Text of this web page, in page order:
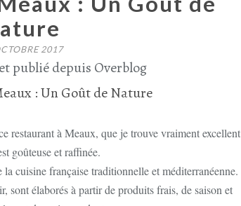
2017
publié depuis Overblog
restaurant à Meaux, que je trouve vraiment excellent
goûteuse et raffinée.
cuisine française traditionnelle et méditerranéenne.
sont élaborés à partir de produits frais, de saison et